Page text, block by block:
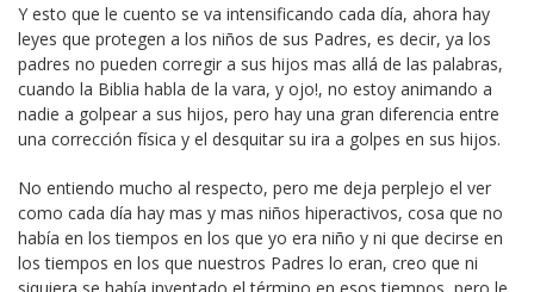
Y esto que le cuento se va intensificando cada día, ahora hay
leyes que protegen a los niños de sus Padres, es decir, ya los
padres no pueden corregir a sus hijos mas allá de las palabras,
cuando la Biblia habla de la vara, y ojo!, no estoy animando a
nadie a golpear a sus hijos, pero hay una gran diferencia entre
una corrección física y el desquitar su ira a golpes en sus hijos.
No entiendo mucho al respecto, pero me deja perplejo el ver
como cada día hay mas y mas niños hiperactivos, cosa que no
había en los tiempos en los que yo era niño y ni que decirse en
los tiempos en los que nuestros Padres lo eran, creo que ni